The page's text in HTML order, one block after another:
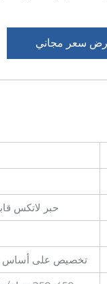
سعر مجاني
حبر لاتكس
تخصيص على أساس